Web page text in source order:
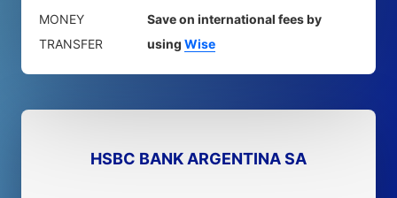
MONEY
TRANSFER
Save on international fees by
using Wise
HSBC BANK ARGENTINA SA